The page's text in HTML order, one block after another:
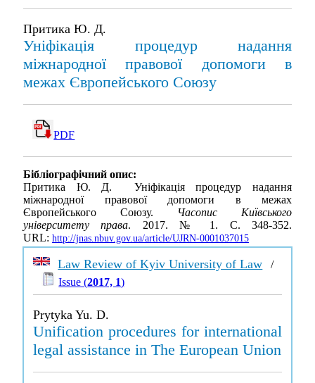
Притика Ю. Д.
Уніфікація процедур надання
міжнародної правової допомоги в
межах Європейського Союзу
PDF
Бібліографічний опис:
Притика Ю. Д. Уніфікація процедур надання
міжнародної правової допомоги в межах
Європейського Союзу. Часопис Київського
університету права. 2017. № 1. С. 348-352.
URL: http://jnas.nbuv.gov.ua/article/UJRN-0001037015
Law Review of Kyiv University of Law /
Issue (2017, 1)
Prytyka Yu. D.
Unification procedures for international
legal assistance in The European Union